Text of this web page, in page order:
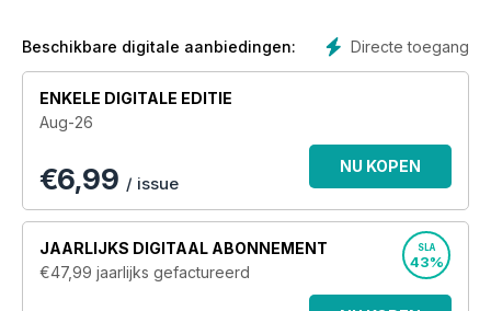
Directe toegang
Beschikbare digitale aanbiedingen:
ENKELE DIGITALE EDITIE
Aug-26
€6,99 / issue
NU KOPEN
JAARLIJKS DIGITAAL ABONNEMENT
€47,99 jaarlijks gefactureerd
SLA
43%